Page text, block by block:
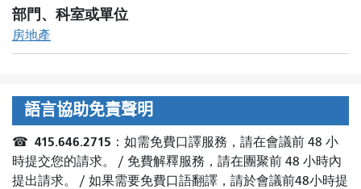
部門、科室或單位
房地產
語言協助免責聲明
☎ 415.646.2715 ：如需免費口譯服務，請在會議前 48 小
時提交您的請求。 / 免費解釋服務，請在團聚前 48 小時內
提出請求。
/ 如果需要免費口語翻譯，請於會議前48小時提